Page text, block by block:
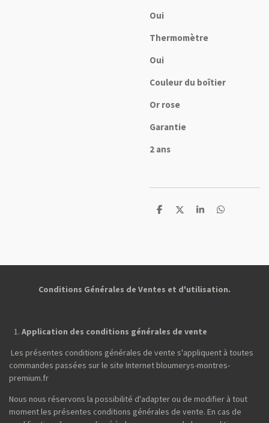
Oui
Thermomètre
Oui
Couleur du boîtier
Or rose
Garantie
2 ans
P
e
P
e
P
e
P
e
Conditions Générales de Ventes et d'utilisation.
Application des conditions générales de vente
Les présentes conditions générales de vente s'appliquent à toutes
commandes passées sur le site Internet bloumerys-montres-
premium.fr
Nous nous réservons la possibilité d'adapter ou de modifier à tout
moment les présentes conditions générales de vente. En cas de